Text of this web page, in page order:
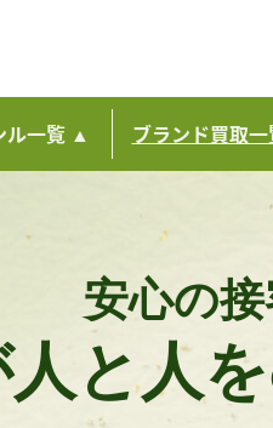
ル一覧 ブランド買取一
安心の
と人を